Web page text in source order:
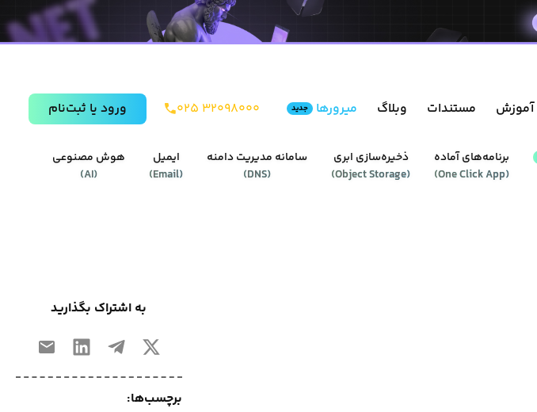
آموزش مستندات وبلاگ میرورها جدید ۰۲۵ ۳۲۰۹۸۰۰۰ ورود يا ثبت‌نام
هوش مصنوعی
(
AI
)
ایمیل
(
Email
)
سامانه مدیریت دامنه
(
DNS
)
ذخیره‌سازی ابری
(
Object Storage
)
برنامه‌های آماده
(
One Click App
)
به اشتراک بگذارید
برچسب‌ها: